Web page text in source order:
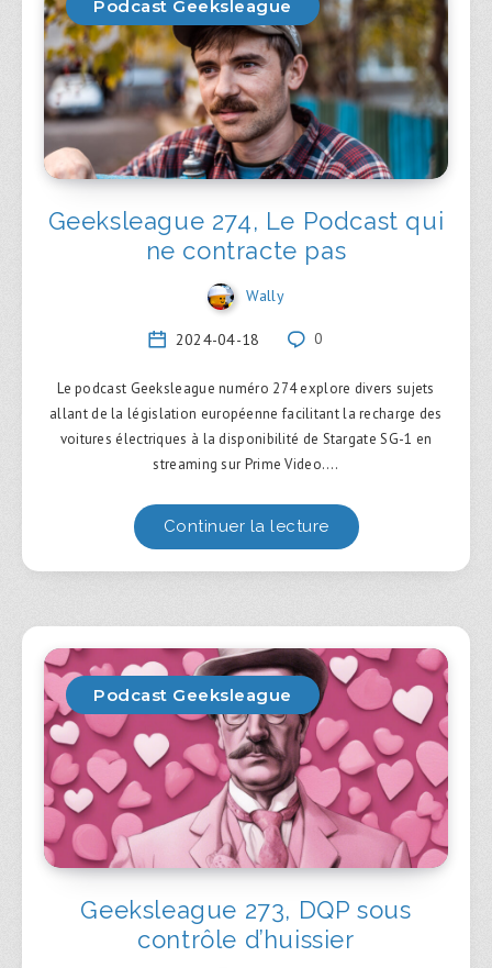
Podcast Geeksleague
Geeksleague 274, Le Podcast qui
ne contracte pas
Wally
2024-04-18 0
Le podcast Geeksleague numéro 274 explore divers sujets
allant de la législation européenne facilitant la recharge des
voitures électriques à la disponibilité de Stargate SG-1 en
streaming sur Prime Video….
Continuer la lecture
Podcast Geeksleague
Geeksleague 273, DQP sous
contrôle d’huissier